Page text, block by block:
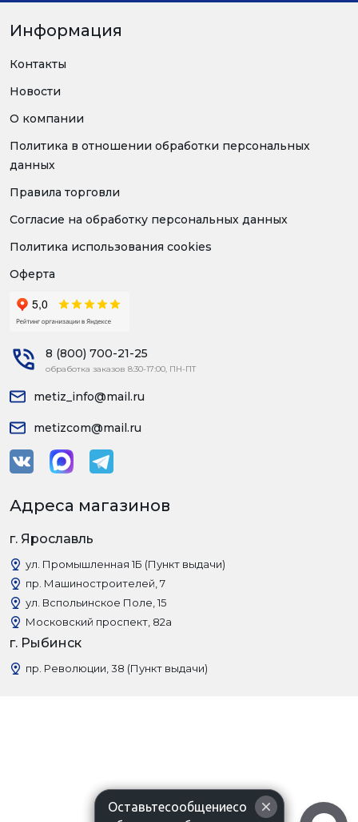
Информация
Контакты
Новости
О компании
Политика в отношении обработки персональных
данных
Правила торговли
Согласие на обработку персональных данных
Политика использования cookies
Оферта
8 (800) 700-21-25
обработка заказов 8:30-17:00, ПН-ПТ
metiz_info@mail.ru
metizcom@mail.ru
Адреса магазинов
г. Ярославль
ул. Промышленная 1Б (Пункт выдачи)
пр. Машиностроителей, 7
ул. Вспольинское Поле, 15
Московский проспект, 82а
г. Рыбинск
пр. Революции, 38 (Пункт выдачи)
Оставьтесообщениесо